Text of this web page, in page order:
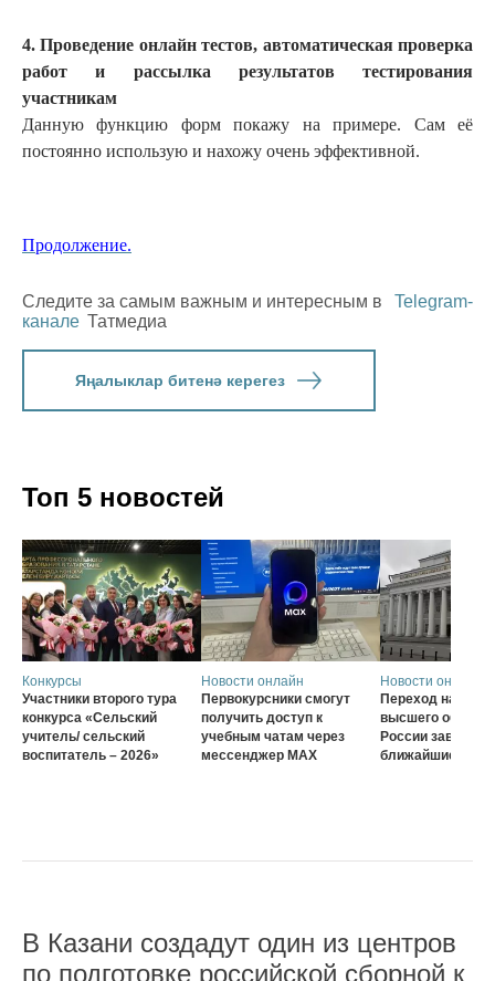
4. Проведение онлайн тестов, автоматическая проверка
работ и рассылка результатов тестирования
участникам
Данную функцию форм покажу на примере. Сам её
постоянно использую и нахожу очень эффективной.
Продолжение.
Следите за самым важным и интересным в
Telegram-
канале Татмедиа
Яңалыклар битенә керегез
Топ 5 новостей
Конкурсы
Участники второго тура
конкурса «Сельский
учитель/ сельский
воспитатель – 2026»
Новости онлайн
Первокурсники смогут
получить доступ к
учебным чатам через
мессенджер MAX
Новости онлайн
Переход на
высшего
России
ближайшие три
В Казани создадут один из центров
по подготовке российской сборной к